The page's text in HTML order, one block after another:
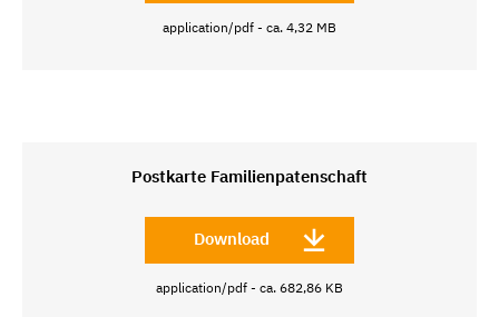
application/pdf - ca. 4,32 MB
Postkarte Familienpatenschaft
Download
application/pdf - ca. 682,86 KB